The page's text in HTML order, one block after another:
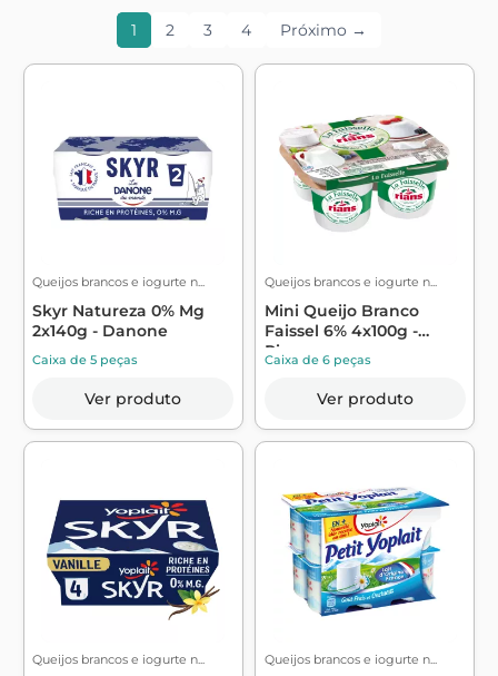
1 2 3 4 Próximo →
Queijos brancos e iogurte n...
Skyr Natureza 0% Mg
2x140g - Danone
Caixa de 5 peças
Ver produto
Queijos brancos e iogurte n...
Mini Queijo Branco
Faissel 6% 4x100g -
Rians
Caixa de 6 peças
Ver produto
Queijos brancos e iogurte n... Queijos brancos e iogurte n...